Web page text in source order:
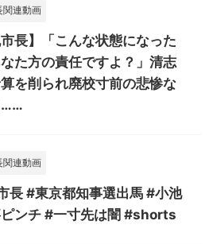
関連動画
市長】「こんな状態になった
た方の責任ですよ？」清志
を削られ廃校寸前の悲惨な
……
関連動画
長 #東京都知事選出馬 #小池
ンチ #一寸先は闇 #shorts